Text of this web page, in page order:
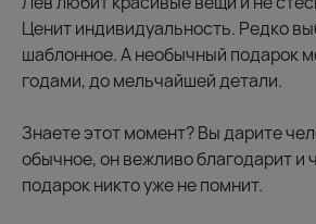
Ценит индивидуальность. Редко
шаблонное. А необычный подарок
годами, до мельчайшей детали.
Знаете этот момент? Вы дарите
обычное, он вежливо благодарит и
подарок никто уже не помнит.